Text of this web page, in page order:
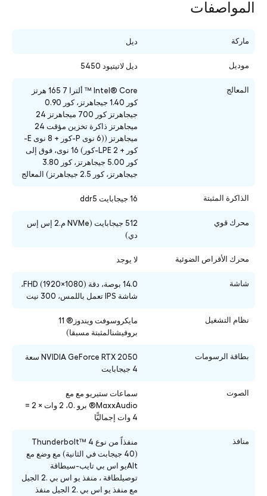
المواصفات
ماركة ديل
موديل ديل لاتيتيود 5450
المعالج
Intel® Core ™ ألترا 7 165 هرتز
كور 1.40 جيجاهرتز، كور 0.90
جيجاهرتز كور 700 ميجاهرتز 24
ميجاهرتز ذاكرة تخزين مؤقت 24
ميجاهرتز ((6 نوى P-كور + 8 نوى E-
كور + 2 LPE-كور) 16 نوى، فوق إلى
كور 5.00 جيجاهرتز، كور 3.80
جيجاهرتز، كور 2.5 جيجاهرتز) المعالج
الذاكرة المثبتة 16 جيجابايت ddr5
محرك قوي
512 جيجابايت (NVMe م.2 إس إس
دي)
محرك الأقراص الضوئية لا يوجد
شاشة
14.0 بوصة، دقة FHD (1920×1080)،
شاشة IPS تعمل باللمس، 300 نيت
نظام التشغيل
مايكروسوفت ويندوز® 11
بروفيشنالمثبتة مسبقا)
بطاقة الرسومات
NVIDIA GeForce RTX 2050 سعة
4 جيجابايت
الصوت
سماعات ستيريو مع مع
MaxxAudio® برو .0، 2 وات × 2 =
4 وات إجماليًّا
منافذ
منفذاً من نوع Thunderbolt™ 4
(40 جيجابت في الثانية) مع وضع مع
Altيو اس بي تايب-سيطاقة
توصيلطاقة ، منفذ يو اس بي .2 الجيل
مع منفذ يو اس بي .2 الجيل منفذ